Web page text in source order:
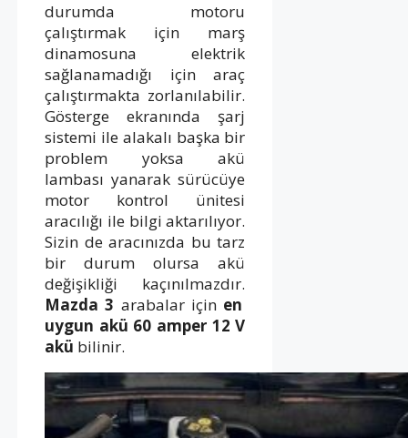
durumda motoru
çalıştırmak için marş
dinamosuna elektrik
sağlanamadığı için araç
çalıştırmakta zorlanılabilir.
Gösterge ekranında şarj
sistemi ile alakalı başka bir
problem yoksa akü
lambası yanarak sürücüye
motor kontrol ünitesi
aracılığı ile bilgi aktarılıyor.
Sizin de aracınızda bu tarz
bir durum olursa akü
değişikliği kaçınılmazdır.
Mazda 3 arabalar için en
uygun akü 60 amper 12 V
akü bilinir.